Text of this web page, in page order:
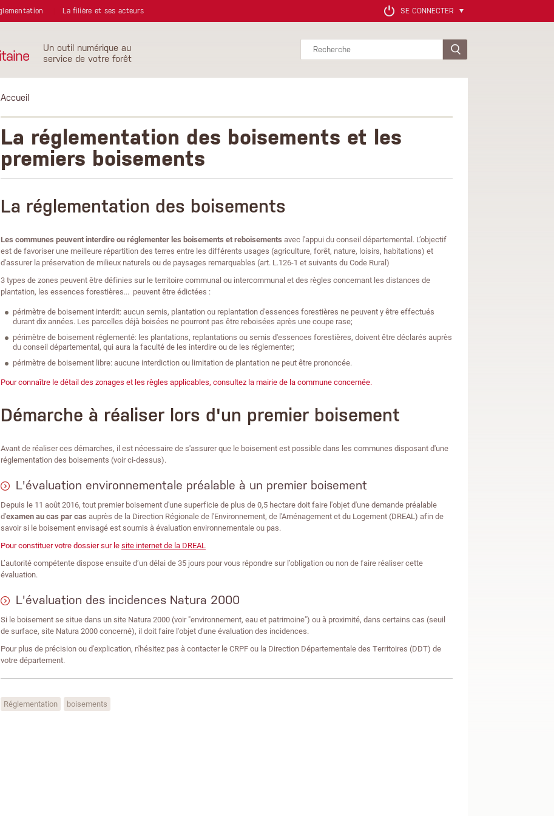
La filière et ses acteurs SE CONNECTER
Un outil numérique au
service de votre forêt
Rechercher
Accueil
La réglementation des boisements et les
premiers boisements
La réglementation des boisements
Les communes peuvent interdire ou réglementer les boisements et reboisements avec l'appui du conseil départemental. L’objectif
est de favoriser une meilleure répartition des terres entre les différents usages (agriculture, forêt, nature, loisirs, habitations) et
d'assurer la préservation de milieux naturels ou de paysages remarquables (art. L.126-1 et suivants du Code Rural)
3 types de zones peuvent être définies sur le territoire communal ou intercommunal et des règles concernant les distances de
plantation, les essences forestières... peuvent être édictées :
périmètre de boisement interdit: aucun semis, plantation ou replantation d'essences forestières ne peuvent y être effectués
durant dix années. Les parcelles déjà boisées ne pourront pas être reboisées après une coupe rase;
périmètre de boisement réglementé: les plantations, replantations ou semis d'essences forestières, doivent être déclarés auprès
du conseil départemental, qui aura la faculté de les interdire ou de les réglementer;
périmètre de boisement libre: aucune interdiction ou limitation de plantation ne peut être prononcée.
Pour connaître le détail des zonages et les règles applicables, consultez la mairie de la commune concernée.
Démarche à réaliser lors d'un premier boisement
Avant de réaliser ces démarches, il est nécessaire de s'assurer que le boisement est possible dans les communes disposant d'une
réglementation des boisements (voir ci-dessus).
L'évaluation environnementale préalable à un premier boisement
Depuis le 11 août 2016, tout premier boisement d'une superficie de plus de 0,5 hectare doit faire l'objet d'une demande préalable
d'examen au cas par cas auprès de la Direction Régionale de l'Environnement, de l'Aménagement et du Logement (DREAL) afin de
savoir si le boisement envisagé est soumis à évaluation environnementale ou pas.​
Pour constituer votre dossier sur lesite internet de la DREAL
L’autorité compétente dispose ensuite d’un délai de 35 jours pour vous répondre sur l’obligation ou non de faire réaliser cette
évaluation.
L'évaluation des incidences Natura 2000
Si le boisement se situe dans un site Natura 2000 (voir "environnement, eau et patrimoine") ou à proximité, dans certains cas (seuil
de surface, site Natura 2000 concerné), il doit faire l'objet d'une évaluation des incidences.
Pour plus de précision ou d'explication, n'hésitez pas à contacter le CRPF ou la Direction Départementale des Territoires (DDT) de
votre département.
Réglementation boisements